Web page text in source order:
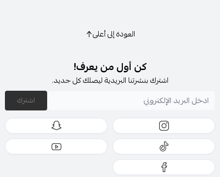
العودة إلى أعلى
كن أول من يعرف!
اشترك بنشرتنا البريدية ليصلك كل جديد.
اشترك